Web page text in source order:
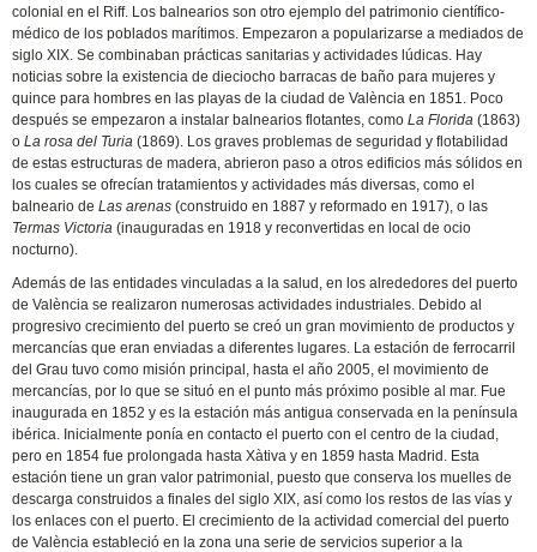
colonial en el Riff. Los balnearios son otro ejemplo del patrimonio científico-
médico de los poblados marítimos. Empezaron a popularizarse a mediados de
siglo XIX. Se combinaban prácticas sanitarias y actividades lúdicas. Hay
noticias sobre la existencia de dieciocho barracas de baño para mujeres y
quince para hombres en las playas de la ciudad de València en 1851. Poco
después se empezaron a instalar balnearios flotantes, comoLa Florida (1863)
oLa rosa del Turia (1869). Los graves problemas de seguridad y flotabilidad
de estas estructuras de madera, abrieron paso a otros edificios más sólidos en
los cuales se ofrecían tratamientos y actividades más diversas, como el
balneario deLas arenas (construido en 1887 y reformado en 1917), o las
Termas Victoria (inauguradas en 1918 y reconvertidas en local de ocio
nocturno).
Además de las entidades vinculadas a la salud, en los alrededores del puerto
de València se realizaron numerosas actividades industriales. Debido al
progresivo crecimiento del puerto se creó un gran movimiento de productos y
mercancías que eran enviadas a diferentes lugares. La estación de ferrocarril
del Grau tuvo como misión principal, hasta el año 2005, el movimiento de
mercancías, por lo que se situó en el punto más próximo posible al mar. Fue
inaugurada en 1852 y es la estación más antigua conservada en la península
ibérica. Inicialmente ponía en contacto el puerto con el centro de la ciudad,
pero en 1854 fue prolongada hasta Xàtiva y en 1859 hasta Madrid. Esta
estación tiene un gran valor patrimonial, puesto que conserva los muelles de
descarga construidos a finales del siglo XIX, así como los restos de las vías y
los enlaces con el puerto. El crecimiento de la actividad comercial del puerto
de València estableció en la zona una serie de servicios superior a la